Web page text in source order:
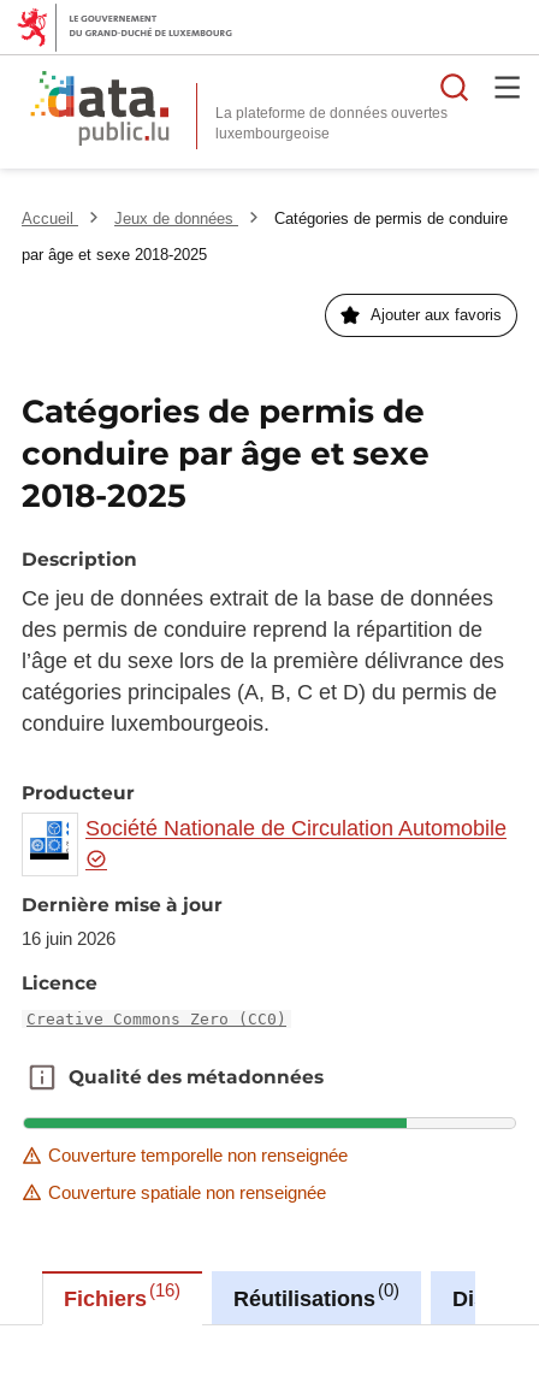
La plateforme de données ouvertes
Accueil Jeux de données
Catégories de permis de conduire
par âge et sexe 2018-2025
Ajouter aux favoris
Catégories de permis de
conduire par âge et sexe
2018-2025
Description
Ce jeu de données extrait de la base de données
des permis de conduire reprend la répartition de
l’âge et du sexe lors de la première délivrance des
catégories principales (A, B, C et D) du permis de
conduire luxembourgeois.
Producteur
Société Nationale de Circulation Automobile
Dernière mise à jour
16 juin 2026
Licence
Creative Commons Zero (CC0)
Qualité des métadonnées
Qualité des métadonnées
Couverture temporelle non renseignée
Couverture spatiale non renseignée
Fichiers 16 Réutilisations 0